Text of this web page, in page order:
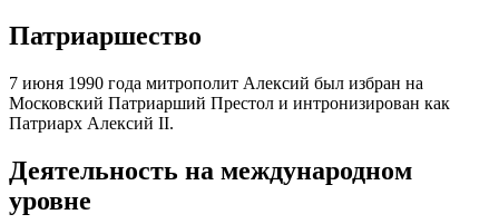
Патриаршество
7 июня 1990 года митрополит Алексий был избран на
Московский Патриарший Престол и интронизирован как
Патриарх Алексий II.
Деятельность на международном
уровне